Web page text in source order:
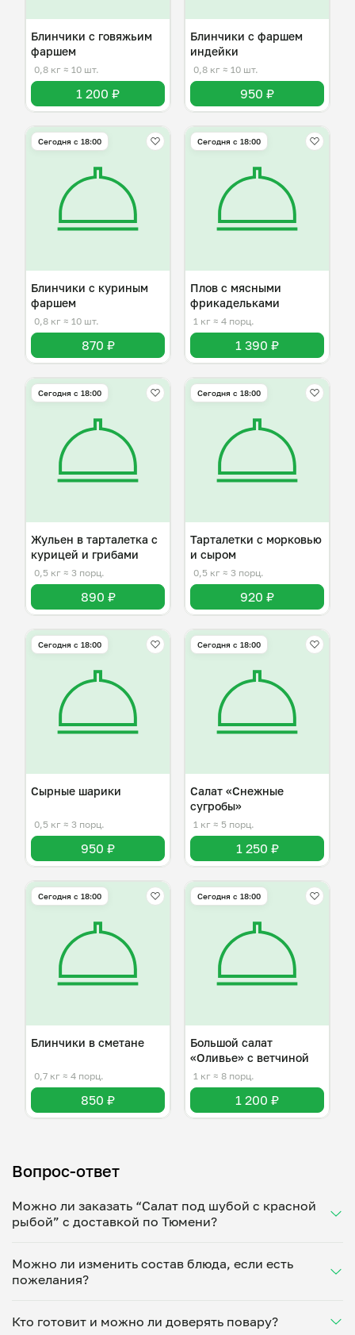
Блинчики с говяжьим
фаршем
0,8 кг ≈ 10 шт.
1 200 ₽
Блинчики с фаршем
индейки
0,8 кг ≈ 10 шт.
950 ₽
Сегодня с 18:00
Блинчики с куриным
фаршем
0,8 кг ≈ 10 шт.
870 ₽
Сегодня с 18:00
Плов с мясными
фрикадельками
1 кг ≈ 4 порц.
1 390 ₽
Сегодня с 18:00
Жульен в тарталетка с
курицей и грибами
0,5 кг ≈ 3 порц.
890 ₽
Сегодня с 18:00
Тарталетки с морковью
и сыром
0,5 кг ≈ 3 порц.
920 ₽
Сегодня с 18:00
Сырные шарики
0,5 кг ≈ 3 порц.
950 ₽
Сегодня с 18:00
Салат «Снежные
сугробы»
1 кг ≈ 5 порц.
1 250 ₽
Сегодня с 18:00
Блинчики в сметане
0,7 кг ≈ 4 порц.
850 ₽
Сегодня с 18:00
Большой салат
«Оливье» с ветчиной
1 кг ≈ 8 порц.
1 200 ₽
Вопрос-ответ
Можно ли заказать “Салат под шубой с красной
рыбой” с доставкой по Тюмени?
Укажите удобное время — и получите свежее
домашнее блюдо в большой порции прямо с плиты.
минут. Статус заказа отслеживайте в личном
кабинете, а с поваром можно связаться напрямую в
Можно ли изменить состав блюда, если есть
пожелания?
ваши предпочтения: уберет специи, снизит
Кто готовит и можно ли доверять повару?